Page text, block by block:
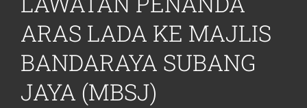
ARAS LADA KE MAJLIS
BANDARAYA SUBANG
JAYA (MBSJ)